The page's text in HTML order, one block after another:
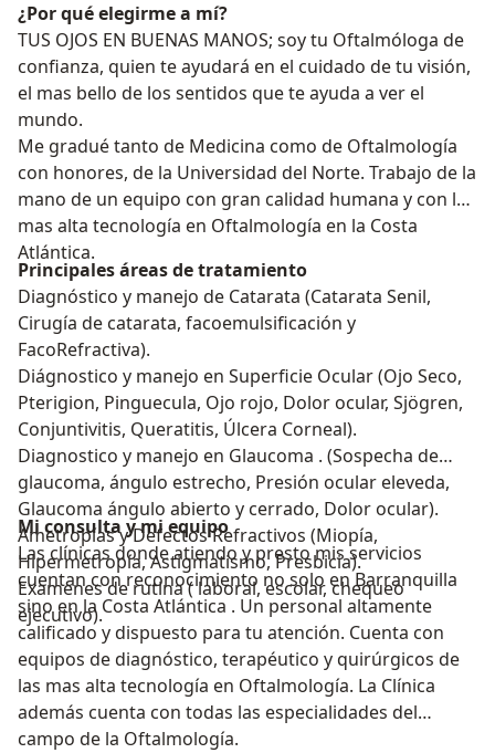
¿Por qué elegirme a mí?
TUS OJOS EN BUENAS MANOS; soy tu Oftalmóloga de
confianza, quien te ayudará en el cuidado de tu visión,
el mas bello de los sentidos que te ayuda a ver el
mundo.
Me gradué tanto de Medicina como de Oftalmología
con honores, de la Universidad del Norte. Trabajo de la
mano de un equipo con gran calidad humana y con la
mas alta tecnología en Oftalmología en la Costa
Atlántica.
Principales áreas de tratamiento
Diagnóstico y manejo de Catarata (Catarata Senil,
Cirugía de catarata, facoemulsificación y
FacoRefractiva).
Diágnostico y manejo en Superficie Ocular (Ojo Seco,
Pterigion, Pinguecula, Ojo rojo, Dolor ocular, Sjögren,
Conjuntivitis, Queratitis, Úlcera Corneal).
Diagnostico y manejo en Glaucoma . (Sospecha de
glaucoma, ángulo estrecho, Presión ocular eleveda,
Glaucoma ángulo abierto y cerrado, Dolor ocular).
Ametropías y Defectos Refractivos (Miopía,
Hipermetropía, Astigmatismo, Presbicia).
Examenes de rutina ( laboral, escolar, chequeo
ejecutivo).
Mi consulta y mi equipo
Las clínicas donde atiendo y presto mis servicios
cuentan con reconocimiento no solo en Barranquilla
sino en la Costa Atlántica . Un personal altamente
calificado y dispuesto para tu atención. Cuenta con
equipos de diagnóstico, terapéutico y quirúrgicos de
las mas alta tecnología en Oftalmología. La Clínica
además cuenta con todas las especialidades del
campo de la Oftalmología.